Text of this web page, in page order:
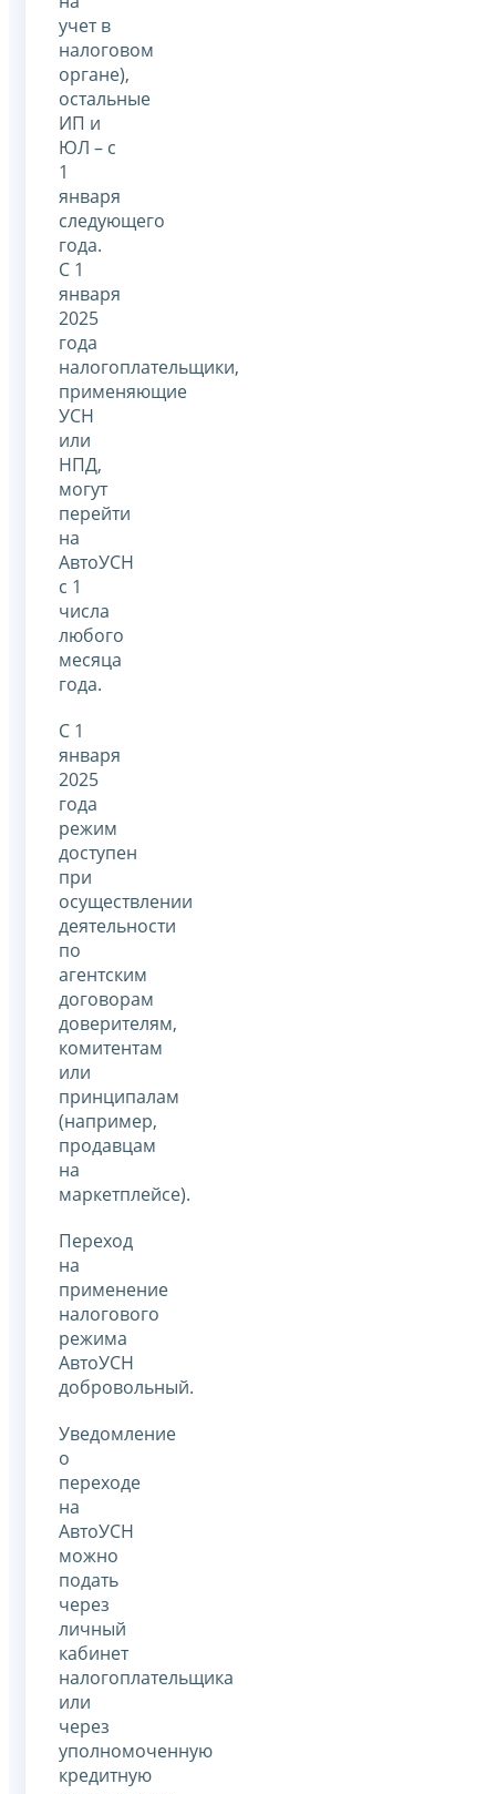
учет в
налоговом
органе),
остальные
ИП и
ЮЛ – с
1
января
следующего
года.
С 1
января
2025
года
налогоплательщики,
применяющие
УСН
или
НПД,
могут
перейти
на
АвтоУСН
с 1
числа
любого
месяца
года.
С 1
января
2025
года
режим
доступен
при
осуществлении
деятельности
по
агентским
договорам
доверителям,
комитентам
или
принципалам
(например,
продавцам
на
маркетплейсе).
Переход
на
применение
налогового
режима
АвтоУСН
добровольный.
Уведомление
о
переходе
на
АвтоУСН
можно
подать
через
личный
кабинет
налогоплательщика
или
через
уполномоченную
кредитную